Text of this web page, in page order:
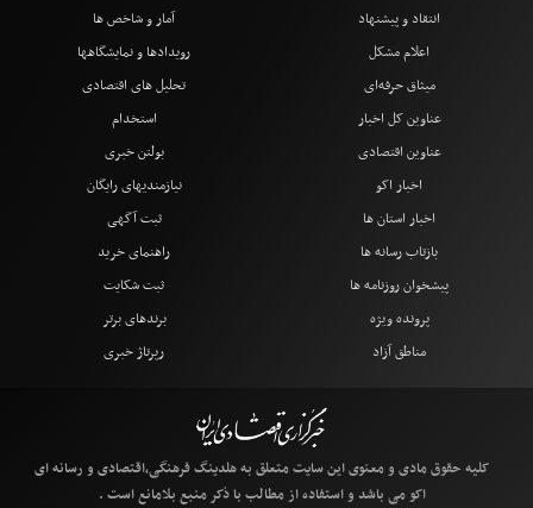
انتقاد و پیشنهاد
اعلام مشکل
میثاق حرفه‌ای
آمار و شاخص ها
رویدادها و نمایشگاهها
تحلیل های اقتصادی
عناوین کل اخبار
عناوین اقتصادی
اخبار اکو
اخبار استان ها
بازتاب رسانه ها
پیشخوان روزنامه ها
پرونده ویژه
مناطق آزاد
استخدام
بولتن خبری
نیازمندیهای رایگان
ثبت آگهی
راهنمای خرید
ثبت شکایت
برندهای برتر
رپرتاژ خبری
کلیه حقوق مادی و معنوی این سایت متعلق به هلدینگ فرهنگی،اقتصادی و رسانه ای
اکو می باشد و استفاده از مطالب با ذکر منبع بلامانع است .